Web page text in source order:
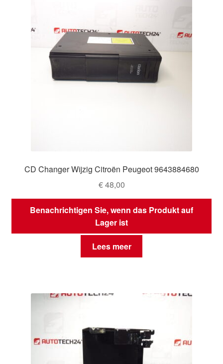
CD Changer Wijzig Citroën Peugeot 9643884680
€48,00
Benachrichtigen Sie, wenn das Produkt auf
Lager ist
Lees meer